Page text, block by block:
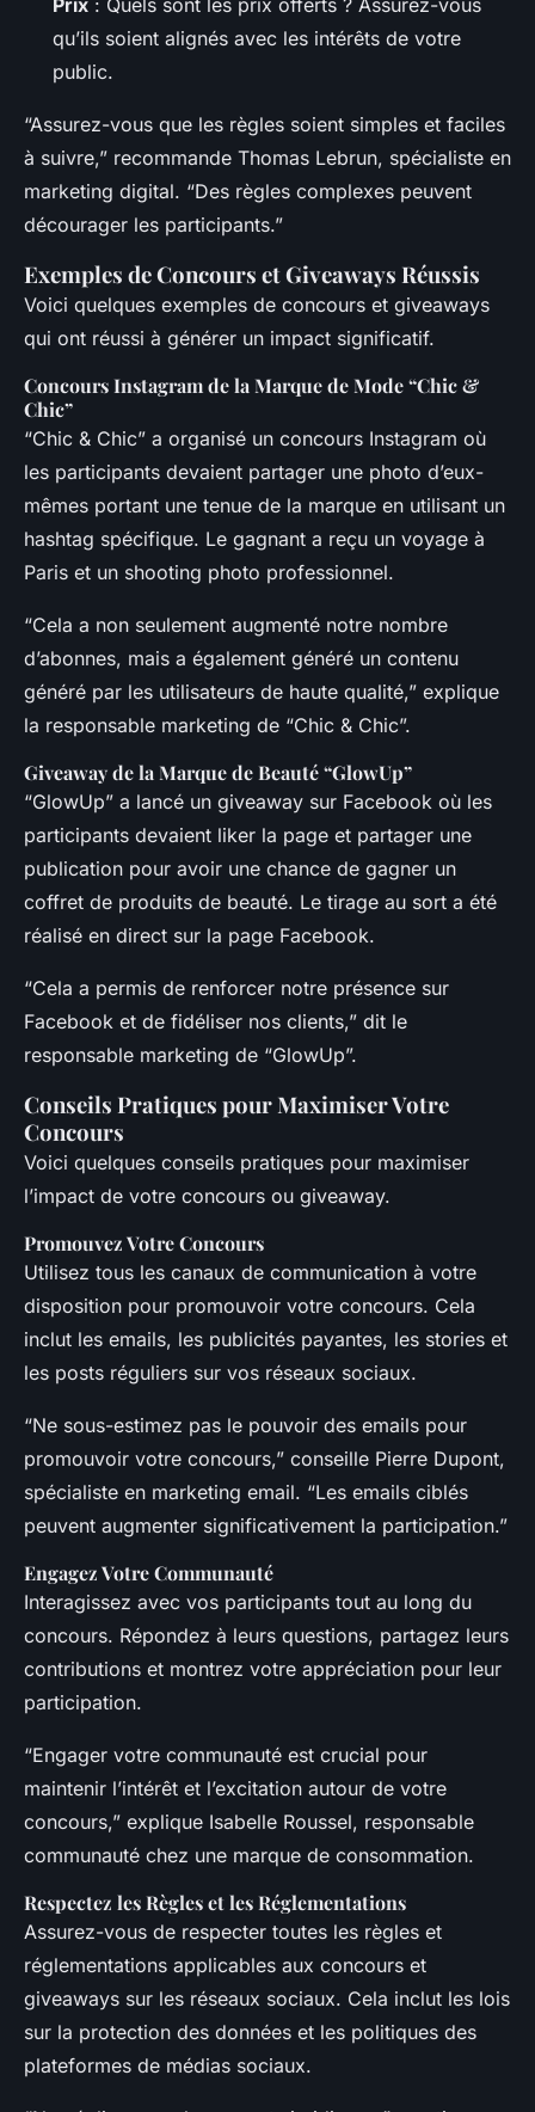
Prix : Quels sont les prix offerts ? Assurez-vous
qu’ils soient alignés avec les intérêts de votre
public.
“Assurez-vous que les règles soient simples et faciles
à suivre,” recommande Thomas Lebrun, spécialiste en
marketing digital. “Des règles complexes peuvent
décourager les participants.”
Exemples de Concours et Giveaways Réussis
Voici quelques exemples de concours et giveaways
qui ont réussi à générer un impact significatif.
Concours Instagram de la Marque de Mode “Chic &
Chic”
“Chic & Chic” a organisé un concours Instagram où
les participants devaient partager une photo d’eux-
mêmes portant une tenue de la marque en utilisant un
hashtag spécifique. Le gagnant a reçu un voyage à
Paris et un shooting photo professionnel.
“Cela a non seulement augmenté notre nombre
d’abonnes, mais a également généré un contenu
généré par les utilisateurs de haute qualité,” explique
la responsable marketing de “Chic & Chic”.
Giveaway de la Marque de Beauté “GlowUp”
“GlowUp” a lancé un giveaway sur Facebook où les
participants devaient liker la page et partager une
publication pour avoir une chance de gagner un
coffret de produits de beauté. Le tirage au sort a été
réalisé en direct sur la page Facebook.
“Cela a permis de renforcer notre présence sur
Facebook et de fidéliser nos clients,” dit le
responsable marketing de “GlowUp”.
Conseils Pratiques pour Maximiser Votre
Concours
Voici quelques conseils pratiques pour maximiser
l’impact de votre concours ou giveaway.
Promouvez Votre Concours
Utilisez tous les canaux de communication à votre
disposition pour promouvoir votre concours. Cela
inclut les emails, les publicités payantes, les stories et
les posts réguliers sur vos réseaux sociaux.
“Ne sous-estimez pas le pouvoir des emails pour
promouvoir votre concours,” conseille Pierre Dupont,
spécialiste en marketing email. “Les emails ciblés
peuvent augmenter significativement la participation.”
Engagez Votre Communauté
Interagissez avec vos participants tout au long du
concours. Répondez à leurs questions, partagez leurs
contributions et montrez votre appréciation pour leur
participation.
“Engager votre communauté est crucial pour
maintenir l’intérêt et l’excitation autour de votre
concours,” explique Isabelle Roussel, responsable
communauté chez une marque de consommation.
Respectez les Règles et les Réglementations
Assurez-vous de respecter toutes les règles et
réglementations applicables aux concours et
giveaways sur les réseaux sociaux. Cela inclut les lois
sur la protection des données et les politiques des
plateformes de médias sociaux.